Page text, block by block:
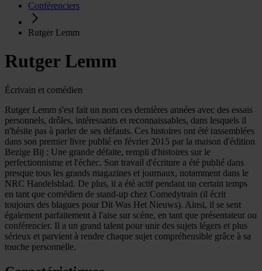
Conférenciers
Rutger Lemm
Rutger Lemm
Écrivain et comédien
Rutger Lemm s'est fait un nom ces dernières années avec des essais
personnels, drôles, intéressants et reconnaissables, dans lesquels il
n'hésite pas à parler de ses défauts. Ces histoires ont été rassemblées
dans son premier livre publié en février 2015 par la maison d'édition
Bezige Bij : Une grande défaite, rempli d'histoires sur le
perfectionnisme et l'échec. Son travail d'écriture a été publié dans
presque tous les grands magazines et journaux, notamment dans le
NRC Handelsblad. De plus, il a été actif pendant un certain temps
en tant que comédien de stand-up chez Comedytrain (il écrit
toujours des blagues pour Dit Was Het Nieuws). Ainsi, il se sent
également parfaitement à l'aise sur scène, en tant que présentateur ou
conférencier. Il a un grand talent pour unir des sujets légers et plus
sérieux et parvient à rendre chaque sujet compréhensible grâce à sa
touche personnelle.